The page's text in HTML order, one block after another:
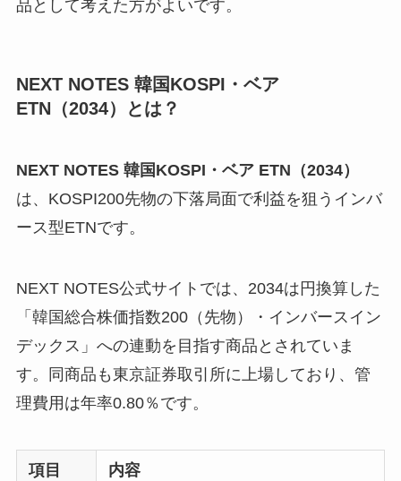
品として考えた方がよいです。
NEXT NOTES 韓国KOSPI・ベア
ETN（2034）とは？
NEXT NOTES 韓国KOSPI・ベア ETN（2034）
は、KOSPI200先物の下落局面で利益を狙うインバ
ース型ETNです。
NEXT NOTES公式サイトでは、2034は円換算した
「韓国総合株価指数200（先物）・インバースイン
デックス」への連動を目指す商品とされていま
す。同商品も東京証券取引所に上場しており、管
理費用は年率0.80％です。
項目 内容